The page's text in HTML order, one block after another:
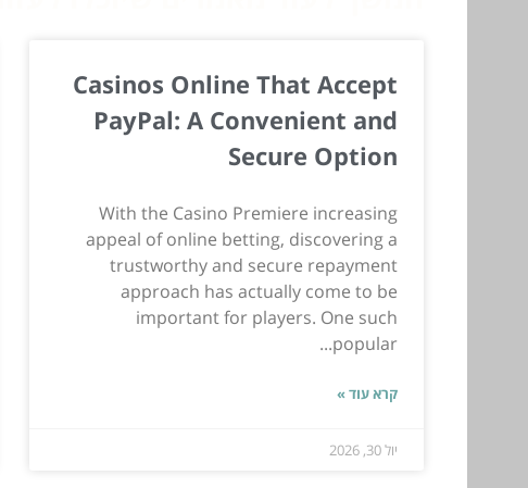
Casinos Online That Accept
PayPal: A Convenient and
Secure Option
With the Casino Premiere increasing
appeal of online betting, discovering a
trustworthy and secure repayment
approach has actually come to be
important for players. One such
popular...
קרא עוד »
יול 30, 2026